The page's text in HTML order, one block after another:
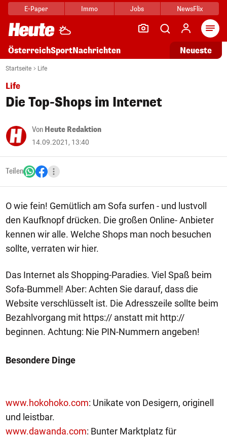
E-Paper Immo Jobs NewsFlix
ÖsterreichSportNachrichten Neueste
Startseite Life
Life
Die Top-Shops im Internet
Von Heute Redaktion
14.09.2021, 13:40
Teilen
O wie fein! Gemütlich am Sofa surfen - und lustvoll
den Kaufknopf drücken. Die großen Online- Anbieter
kennen wir alle. Welche Shops man noch besuchen
sollte, verraten wir hier.
Das Internet als Shopping-Paradies. Viel Spaß beim
Sofa-Bummel! Aber: Achten Sie darauf, dass die
Website verschlüsselt ist. Die Adresszeile sollte beim
Bezahlvorgang mit https:// anstatt mit http://
beginnen. Achtung: Nie PIN-Nummern angeben!
Besondere Dinge
www.hokohoko.com: Unikate von Desigern, originell
und leistbar.
www.dawanda.com: Bunter Marktplatz für